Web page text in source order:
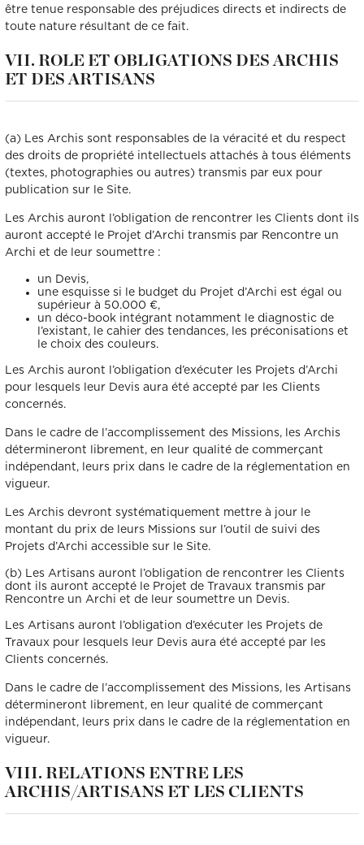
être tenue responsable des préjudices directs et indirects de
toute nature résultant de ce fait.
VII. ROLE ET OBLIGATIONS DES ARCHIS
ET DES ARTISANS
(a) Les Archis sont responsables de la véracité et du respect
des droits de propriété intellectuels attachés à tous éléments
(textes, photographies ou autres) transmis par eux pour
publication sur le Site.
Les Archis auront l’obligation de rencontrer les Clients dont ils
auront accepté le Projet d’Archi transmis par Rencontre un
Archi et de leur soumettre :
un Devis,
une esquisse si le budget du Projet d’Archi est égal ou
supérieur à 50.000 €,
un déco-book intégrant notamment le diagnostic de
l’existant, le cahier des tendances, les préconisations et
le choix des couleurs.
Les Archis auront l’obligation d’exécuter les Projets d’Archi
pour lesquels leur Devis aura été accepté par les Clients
concernés.
Dans le cadre de l’accomplissement des Missions, les Archis
détermineront librement, en leur qualité de commerçant
indépendant, leurs prix dans le cadre de la réglementation en
vigueur.
Les Archis devront systématiquement mettre à jour le
montant du prix de leurs Missions sur l’outil de suivi des
Projets d’Archi accessible sur le Site.
(b) Les Artisans auront l’obligation de rencontrer les Clients
dont ils auront accepté le Projet de Travaux transmis par
Rencontre un Archi et de leur soumettre un Devis.
Les Artisans auront l’obligation d’exécuter les Projets de
Travaux pour lesquels leur Devis aura été accepté par les
Clients concernés.
Dans le cadre de l’accomplissement des Missions, les Artisans
détermineront librement, en leur qualité de commerçant
indépendant, leurs prix dans le cadre de la réglementation en
vigueur.
VIII. RELATIONS ENTRE LES
ARCHIS/ARTISANS ET LES CLIENTS